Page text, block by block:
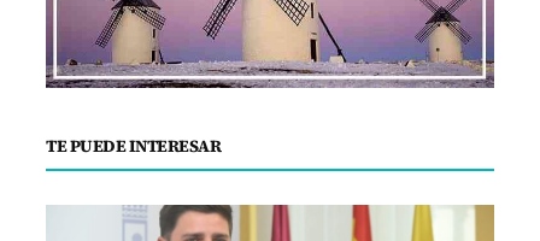
TE PUEDE INTERESAR